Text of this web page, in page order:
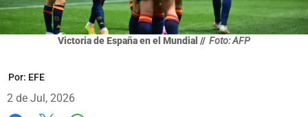
Victoria de España en el Mundial // Foto: AFP
Por: EFE
2 de Jul, 2026